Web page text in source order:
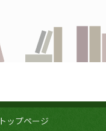
トップページ